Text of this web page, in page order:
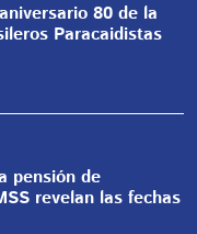
80 de la
Paracaidistas
pensión de
revelan las fechas